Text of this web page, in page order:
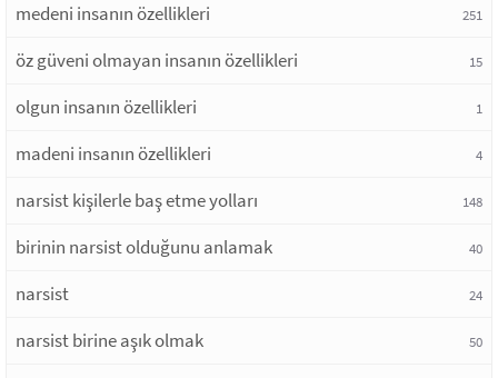
medeni insanın özellikleri 251
öz güveni olmayan insanın özellikleri 15
olgun insanın özellikleri 1
madeni insanın özellikleri 4
narsist kişilerle baş etme yolları 148
birinin narsist olduğunu anlamak 40
narsist 24
narsist birine aşık olmak 50